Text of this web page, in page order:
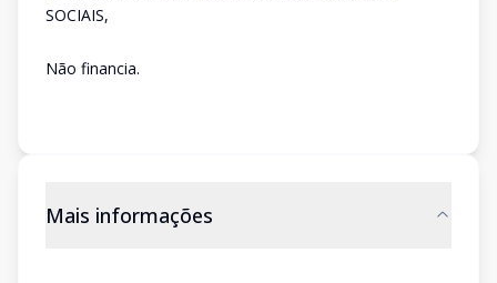
SOCIAIS,
Não financia.
Mais informações